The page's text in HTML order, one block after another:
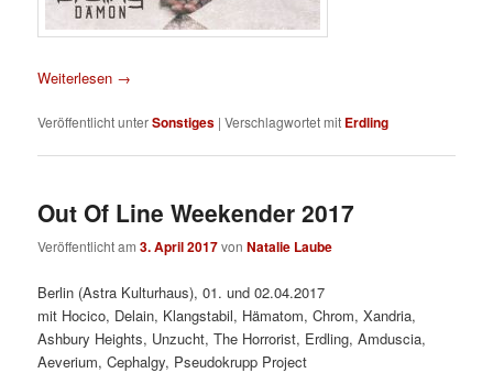
Weiterlesen →
Veröffentlicht unterSonstiges |Verschlagwortet mit Erdling
Out Of Line Weekender 2017
Veröffentlicht am3. April 2017vonNatalie Laube
Berlin (Astra Kulturhaus), 01. und 02.04.2017
mit Hocico, Delain, Klangstabil, Hämatom, Chrom, Xandria,
Ashbury Heights, Unzucht, The Horrorist, Erdling, Amduscia,
Aeverium, Cephalgy, Pseudokrupp Project